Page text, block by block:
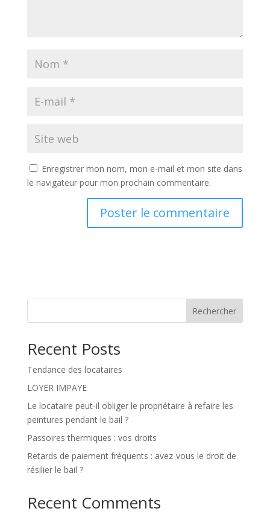
Enregistrer mon nom, mon e-mail et mon site dans
le navigateur pour mon prochain commentaire.
Rechercher
Recent Posts
Tendance des locataires
LOYER IMPAYE
Le locataire peut-il obliger le propriétaire à refaire les
peintures pendant le bail ?
Passoires thermiques : vos droits
Retards de paiement fréquents : avez-vous le droit de
résilier le bail ?
Recent Comments